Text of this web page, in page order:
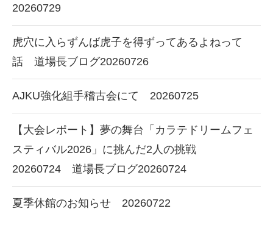
20260729
虎穴に入らずんば虎子を得ずってあるよねって
話 道場長ブログ20260726
AJKU強化組手稽古会にて 20260725
【大会レポート】夢の舞台「カラテドリームフェ
スティバル2026」に挑んだ2人の挑戦
20260724 道場長ブログ20260724
夏季休館のお知らせ 20260722